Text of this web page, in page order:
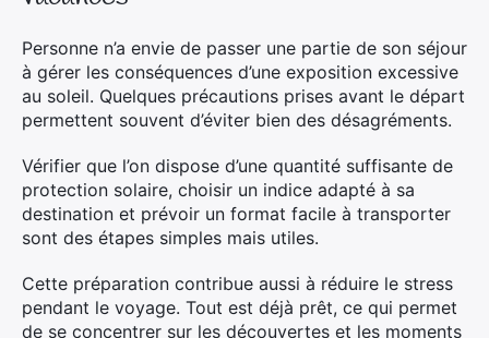
Personne n’a envie de passer une partie de son séjour
à gérer les conséquences d’une exposition excessive
au soleil. Quelques précautions prises avant le départ
permettent souvent d’éviter bien des désagréments.
Vérifier que l’on dispose d’une quantité suffisante de
protection solaire, choisir un indice adapté à sa
destination et prévoir un format facile à transporter
sont des étapes simples mais utiles.
Cette préparation contribue aussi à réduire le stress
pendant le voyage. Tout est déjà prêt, ce qui permet
de se concentrer sur les découvertes et les moments